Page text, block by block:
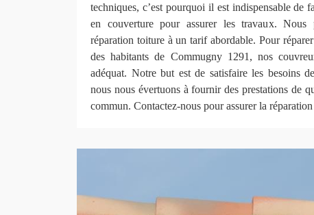
techniques, c’est pourquoi il est indispensable de
en couverture pour assurer les travaux. Nous
réparation toiture à un tarif abordable. Pour
des habitants de Commugny 1291, nos
adéquat. Notre but est de satisfaire les besoins
nous nous évertuons à fournir des prestations de
commun. Contactez-nous pour assurer la